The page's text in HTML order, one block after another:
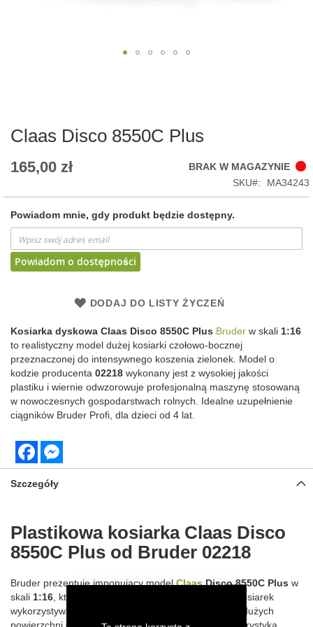
the
gallery
Claas Disco 8550C Plus
165,00 zł
BRAK W MAGAZYNIE
SKU
MA34243
Powiadom mnie, gdy produkt będzie dostępny.
Powiadom o dostępności
DODAJ DO LISTY ŻYCZEŃ
Kosiarka dyskowa Claas Disco 8550C Plus Bruder w skali 1:16
to realistyczny model dużej kosiarki czołowo-bocznej
przeznaczonej do intensywnego koszenia zielonek. Model o
kodzie producenta 02218 wykonany jest z wysokiej jakości
plastiku i wiernie odwzorowuje profesjonalną maszynę stosowaną
w nowoczesnych gospodarstwach rolnych. Idealne uzupełnienie
ciągników Bruder Profi, dla dzieci od 4 lat.
Facebook
Szczegóły
Plastikowa kosiarka Claas Disco
8550C Plus od Bruder 02218
Bruder prezentuje imponujący modelClaasDisco 8550C Plus w
skali 1:16 , który odzwierciedla nowoczesny zestaw kosiarek
wykorzystywany do szybkiego i wydajnego koszenia dużych